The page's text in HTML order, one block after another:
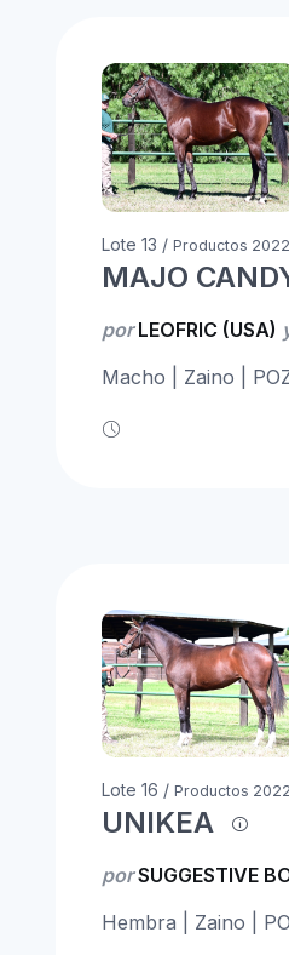
Lote 13 / Productos 2022
MAJO
porLEOFRIC (USA)
Macho | Zaino |
Lote 16 / Productos 2022
UNIKEA
porSUGGESTIVE
Hembra | Zaino |